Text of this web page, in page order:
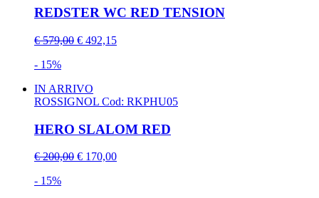
REDSTER WC RED TENSION
€ 579,00 € 492,15
- 15%
IN ARRIVO
ROSSIGNOL Cod: RKPHU05
HERO SLALOM RED
€ 200,00 € 170,00
- 15%